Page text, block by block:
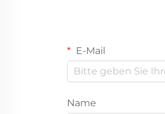
E-Mail
Name